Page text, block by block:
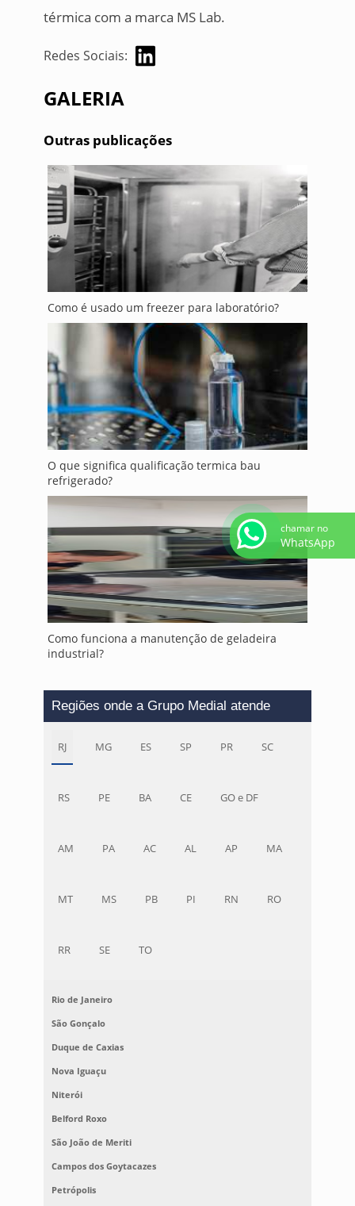
térmica com a marca MS Lab.
Redes Sociais:
GALERIA
Outras publicações
Como é usado um freezer para laboratório?
O que significa qualificação termica bau
refrigerado?
Como funciona a manutenção de geladeira
industrial?
Regiões onde a Grupo Medial atende
RJ MG ES SP PR SC
RS PE BA CE GO e DF
AM PA AC AL AP MA
MT MS PB PI RN RO
RR SE TO
Rio de Janeiro
São Gonçalo
Duque de Caxias
Nova Iguaçu
Niterói
Belford Roxo
São João de Meriti
Campos dos Goytacazes
Petrópolis
chamar no
WhatsApp